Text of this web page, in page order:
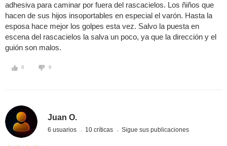
adhesiva para caminar por fuera del rascacielos. Los ñiños que
hacen de sus hijos insoportables en especial el varón. Hasta la
esposa hace mejor los golpes esta vez. Salvo la puesta en
escena del rascacielos la salva un poco, ya que la dirección y el
guión son malos.
0 0
Juan O.
6 usuarios 10 críticas Sigue sus publicaciones